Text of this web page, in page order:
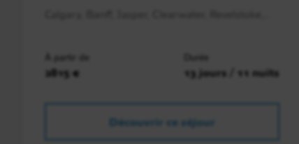
À partir de
2815 €
Durée
13 jours / 11 nuits
Découvrir ce séjour